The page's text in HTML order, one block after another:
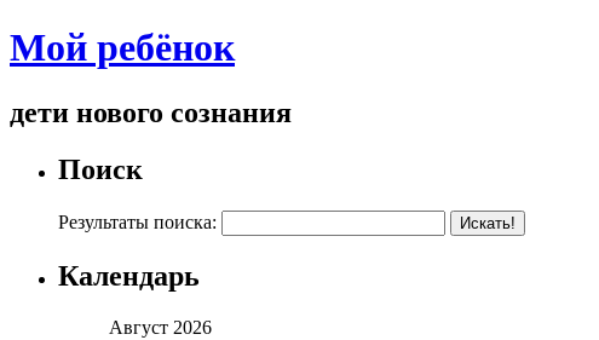
Мой ребёнок
дети нового сознания
Поиск
Результаты поиска:
Календарь
Август 2026